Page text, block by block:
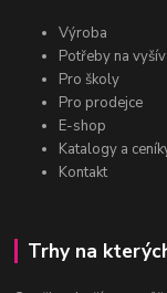
Výroba
Potřeby na
Pro školy
Pro prodejce
E-shop
Katalogy a
Kontakt
Trhy na